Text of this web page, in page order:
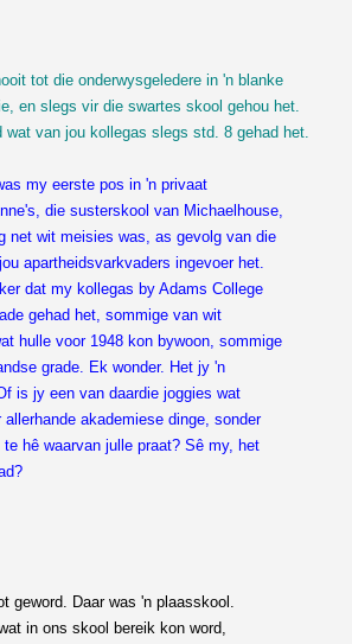
tot die onderwysgeledere in 'n blanke
en slegs vir die swartes skool gehou het.
van jou kollegas slegs std. 8 gehad het.
my eerste pos in 'n privaat
die susterskool van Michaelhouse,
net wit meisies was, as gevolg van die
apartheidsvarkvaders ingevoer het.
dat my kollegas by Adams College
gehad het, sommige van wit
hulle voor 1948 kon bywoon, sommige
grade. Ek wonder. Het jy 'n
is jy een van daardie joggies wat
akademiese dinge, sonder
hê waarvan julle praat? Sê my, het
geword. Daar was 'n plaasskool.
in ons skool bereik kon word,